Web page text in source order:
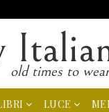
old times to
LUCE